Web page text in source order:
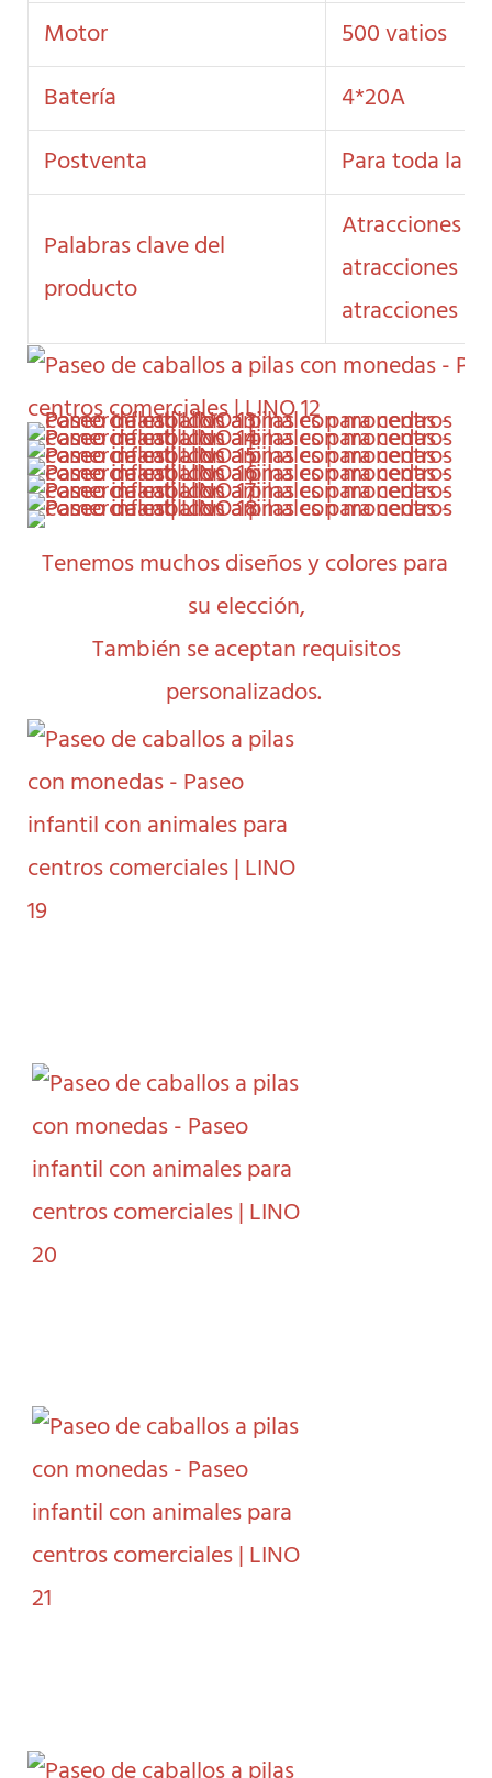
Motor
500 vatios
Batería
4*20A
Postventa
Para toda la
Palabras clave del
producto
Atracciones
atracciones
atracciones
Tenemos muchos diseños y colores para
su elección,
También se aceptan requisitos
personalizados.